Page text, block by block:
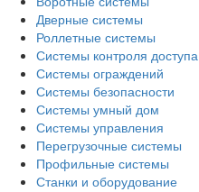
Дверные системы
Роллетные системы
Системы контроля доступа
Системы ограждений
Системы безопасности
Системы умный дом
Системы управления
Перегрузочные системы
Профильные системы
Станки и оборудование